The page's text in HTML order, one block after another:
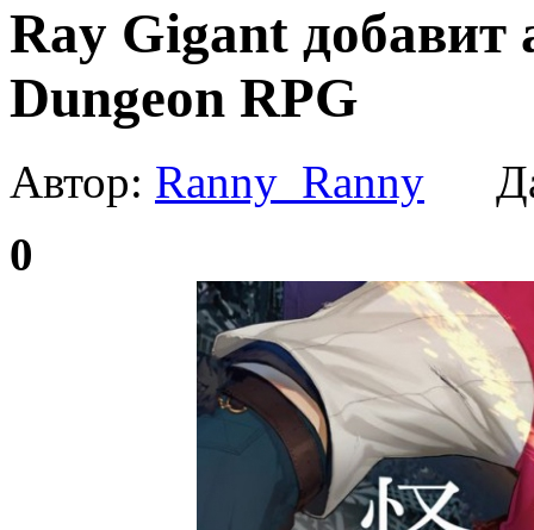
Ray Gigant добавит
Dungeon RPG
Автор: Ranny_Ranny
0